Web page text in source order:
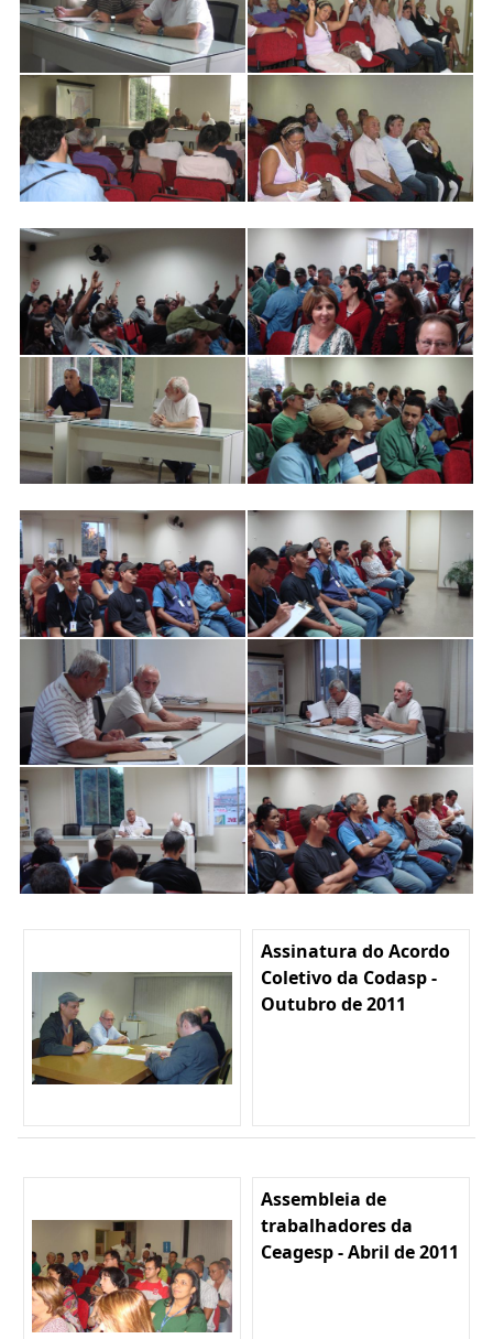
Assinatura do Acordo
Coletivo da Codasp -
Outubro de 2011
Assembleia de
trabalhadores da
Ceagesp - Abril de 2011